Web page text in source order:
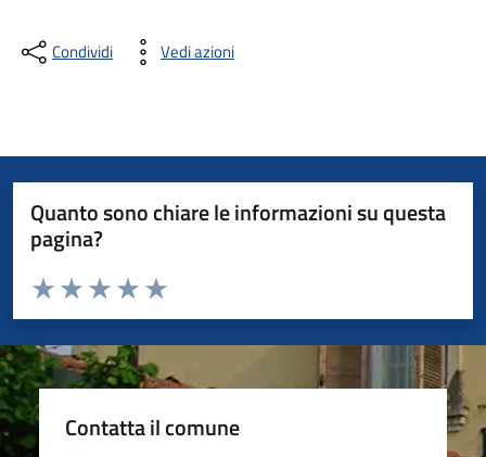
Condividi Vedi azioni
Quanto sono chiare le informazioni su questa
pagina?
Valuta da 1 a 5 stelle la pagina
Valuta 5 stelle su 5
Valuta 4 stelle su 5
Valuta 3 stelle su 5
Valuta 2 stelle su 5
Valuta 1 stelle su 5
Contatta il comune